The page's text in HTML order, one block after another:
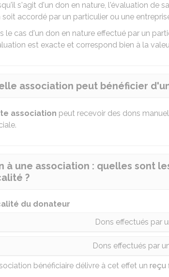
s'agit d'un don en nature, l'évaluation de
soit accordé par un particulier ou une
le cas d'un don en nature effectué par un
est exacte et correspond bien à la
association peut bénéficier
association peut recevoir des dons
à une association : quelles sont
?
du donateur
Dons effectués par
Dons effectués par
bénéficiaire délivre à cet effet un reçu